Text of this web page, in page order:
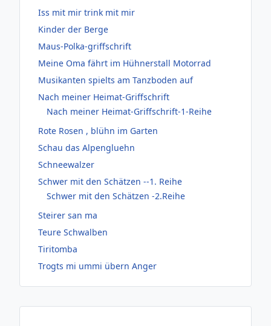
Iss mit mir trink mit mir
Kinder der Berge
Maus-Polka-griffschrift
Meine Oma fährt im Hühnerstall Motorrad
Musikanten spielts am Tanzboden auf
Nach meiner Heimat-Griffschrift
Nach meiner Heimat-Griffschrift-1-Reihe
Rote Rosen , blühn im Garten
Schau das Alpengluehn
Schneewalzer
Schwer mit den Schätzen --1. Reihe
Schwer mit den Schätzen -2.Reihe
Steirer san ma
Teure Schwalben
Tiritomba
Trogts mi ummi übern Anger